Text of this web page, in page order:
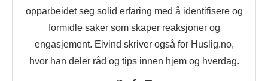
opparbeidet seg solid erfaring med å identifisere og
formidle saker som skaper reaksjoner og
engasjement. Eivind skriver også for Huslig.no,
hvor han deler råd og tips innen hjem og hverdag.